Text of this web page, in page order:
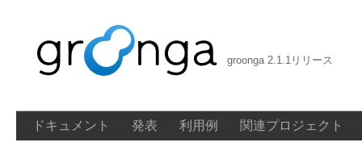
groonga 2.1.1リリース
ドキュメント 発表 利用例 関連プロジェクト